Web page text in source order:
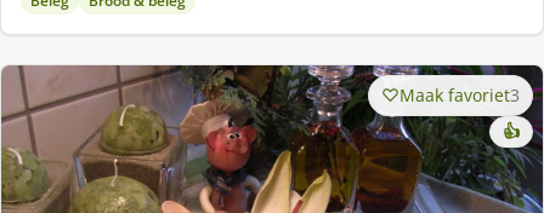
Maak favoriet3
👍